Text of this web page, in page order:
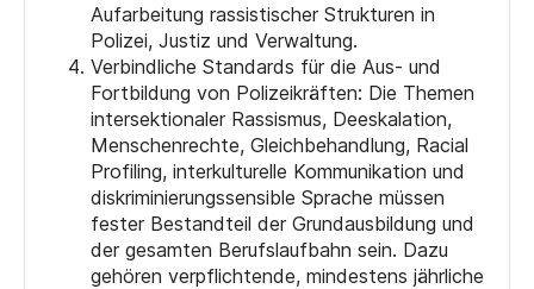
Aufarbeitung rassistischer Strukturen in
Polizei, Justiz und Verwaltung.
Verbindliche Standards für die Aus- und
Fortbildung von Polizeikräften: Die Themen
intersektionaler Rassismus, Deeskalation,
Menschenrechte, Gleichbehandlung, Racial
Profiling, interkulturelle Kommunikation und
diskriminierungssensible Sprache müssen
fester Bestandteil der Grundausbildung und
der gesamten Berufslaufbahn sein. Dazu
gehören verpflichtende, mindestens jährliche